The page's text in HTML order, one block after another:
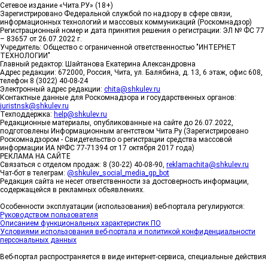
Сетевое издание «Чита.РУ» (18+)
Зарегистрировано Федеральной службой по надзору в сфере связи,
информационных технологий и массовых коммуникаций (Роскомнадзор)
Регистрационный номер и дата принятия решения о регистрации: ЭЛ № ФС 77
– 83657 от 26.07.2022 г.
Учредитель: Общество с ограниченной ответственностью "ИНТЕРНЕТ
ТЕХНОЛОГИИ"
Главный редактор: Шайтанова Екатерина Александровна
Адрес редакции: 672000, Россия, Чита, ул. Балябина, д. 13, 6 этаж, офис 608,
телефон 8 (3022) 40-08-24
Электронный адрес редакции: chita@shkulev.ru
Контактные данные для Роскомнадзора и государственных органов:
juristnsk@shkulev.ru
Техподдержка: help@shkulev.ru
Редакционные материалы, опубликованные на сайте до 26.07.2022,
подготовлены Информационным агентством Чита.Ру (Зарегистрировано
Роскомнадзором - Свидетельство о регистрации средства массовой
информации ИА №ФС 77-71394 от 17 октября 2017 года)
РЕКЛАМА НА САЙТЕ
Связаться с отделом продаж: 8 (30-22) 40-08-90, reklamachita@shkulev.ru
Чат-бот в телеграм: @shkulev_social_media_gp_bot
Редакция сайта не несет ответственности за достоверность информации,
содержащейся в рекламных объявлениях.
Особенности эксплуатации (использования) веб-портала регулируются:
Руководством пользователя
Описанием функциональных характеристик ПО
Условиями использования веб-портала и политикой конфиденциальности
персональных данных
Веб-портал распространяется в виде интернет-сервиса, специальные действия